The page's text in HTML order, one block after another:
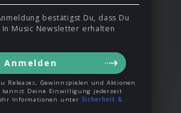
bestätigst Du, dass Du
Music Newsletter erhalten
Anmelden
Releases, Gewinnspielen und Aktionen
kannst Deine Einwilligung jederzeit
Informationen unter Sicherheit &